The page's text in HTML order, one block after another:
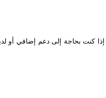
إذا كنت بحاجة إلى دعم إضافي أو